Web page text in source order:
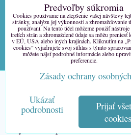
Váš telefón:*
Odoslať
Predvoľby súkromia
Zásady ochrany osobných
Vytvorené pomocou:
Predvoľby súkromia
Cookies používame na zlepšenie vašej návštevy
stránky, analýzu jej výkonnosti a zhromažďovanie
používaní. Na tento účel môžeme použiť
tretích strán a zhromaždené údaje sa môžu preniesť
v EÚ, USA alebo iných krajinách. Kliknutím na
cookies“ vyjadrujete svoj súhlas s týmto
môžete nájsť podrobné informácie alebo
preferencie.
Zásady ochrany
Ukázať
podrobnosti
Prijať
cookies